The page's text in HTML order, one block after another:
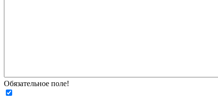
Обязательное поле!